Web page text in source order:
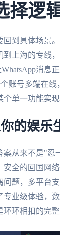
择逻
到具体场景
上海的专线
消息
账号多端在
单一功能实
的娱乐
案从来不是"
全的回国网
问题，多平台
专业级体验，
环相扣的完整